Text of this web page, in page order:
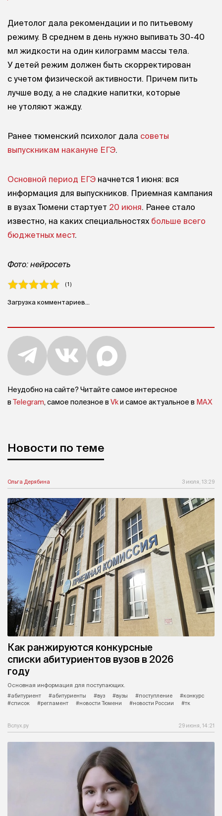
Диетолог дала рекомендации и по питьевому
режиму. В среднем в день нужно выпивать 30-40
мл жидкости на один килограмм массы тела.
У детей режим должен быть скорректирован
с учетом физической активности. Причем пить
лучше воду, а не сладкие напитки, которые
не утоляют жажду.
Ранее тюменский психолог дала советы
выпускникам накануне ЕГЭ.
Основной период ЕГЭ начнется 1 июня: вся
информация для выпускников. Приемная кампания
в вузах Тюмени стартует 20 июня. Ранее стало
известно, на каких специальностях больше всего
бюджетных мест.
Фото: нейросеть
( 1 )
Загрузка комментариев...
Неудобно на сайте? Читайте самое интересное
в Telegram, самое полезное в Vkи самое актуальное в MAX
Новости по теме
Ольга Дерябина 3 июля, 13:29
Как ранжируются конкурсные
списки абитуриентов вузов в 2026
году
Основная информация для поступающих.
#абитуриент
#абитуриенты #вуз #вузы #поступление
#конкурс
#список
#регламент #новости Тюмени #новости России #тк
Вслух.ру 29 июня, 14:21